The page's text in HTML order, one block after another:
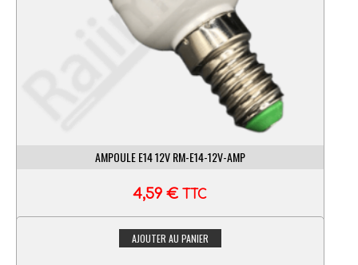
AMPOULE E14 12V RM-E14-12V-AMP
4,59€ TTC
AJOUTER AU PANIER